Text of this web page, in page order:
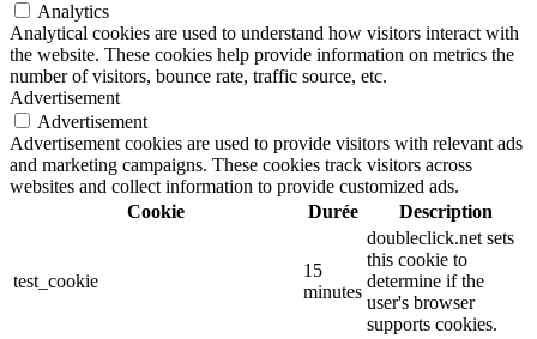
Analytics
Analytical cookies are used to understand how visitors interact with
the website. These cookies help provide information on metrics the
number of visitors, bounce rate, traffic source, etc.
Advertisement
Advertisement
Advertisement cookies are used to provide visitors with relevant ads
and marketing campaigns. These cookies track visitors across
websites and collect information to provide customized ads.
Cookie
Durée Description
test_cookie
15
minutes
doubleclick.net sets
this cookie to
determine if the
user's browser
supports cookies.